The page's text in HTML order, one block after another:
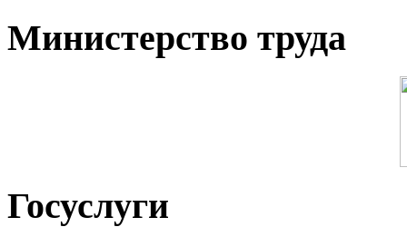
Министерство труда
Госуслуги